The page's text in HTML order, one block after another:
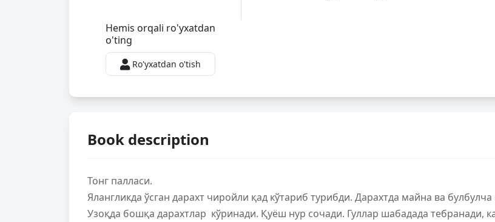
Hemis orqali ro'yxatdan
o'ting
Ro'yxatdan o'tish
Book description
Тонг палласи.
Ялангликда ўсган дарахт чиройли қад кўтариб турибди. Дарахтда майна ва
Узоқда бошқа дарахтлар кўринади. Қуёш нур сочади. Гуллар шабадада тебранади,